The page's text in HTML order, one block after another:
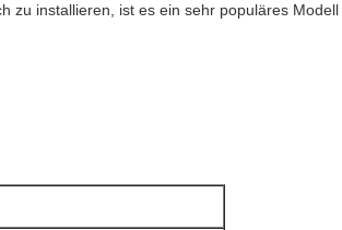
installieren, ist es ein sehr populäres